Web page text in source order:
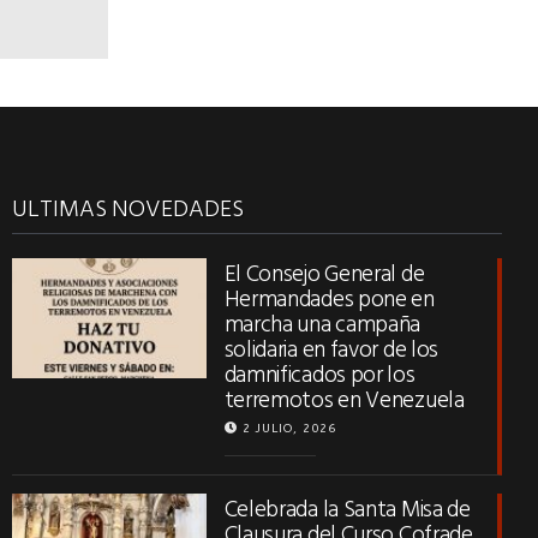
ULTIMAS NOVEDADES
El Consejo General de
Hermandades pone en
marcha una campaña
solidaria en favor de los
damnificados por los
terremotos en Venezuela
2 JULIO, 2026
Celebrada la Santa Misa de